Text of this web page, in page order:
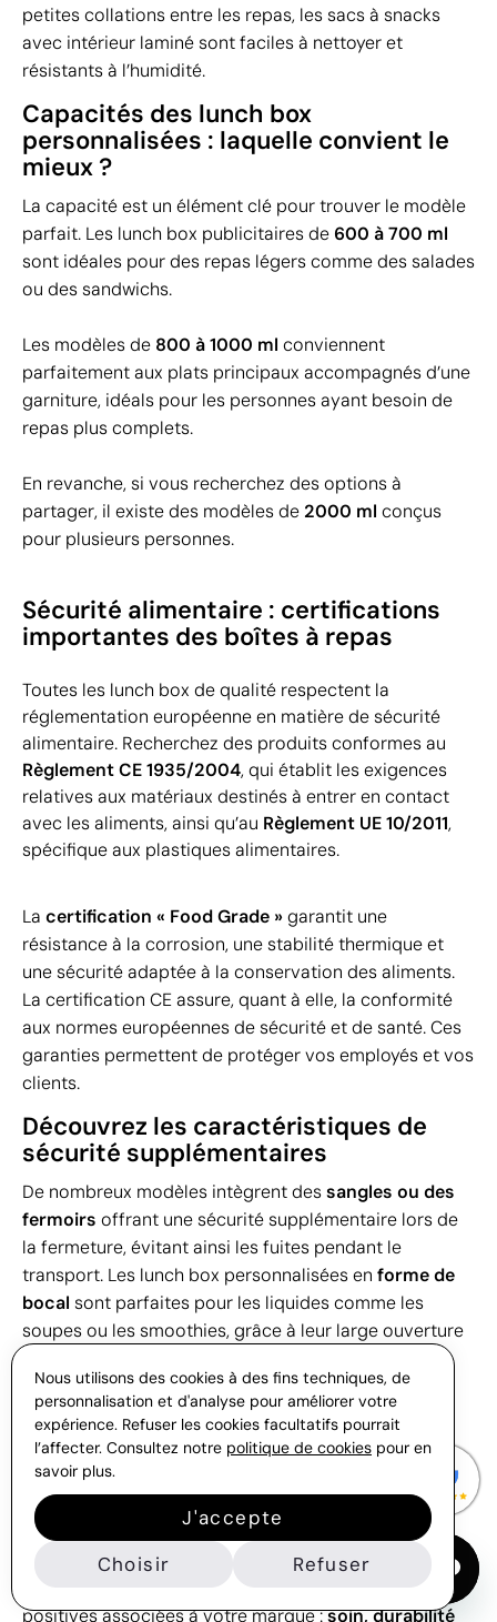
petites collations entre les repas, les sacs à snacks
avec intérieur laminé sont faciles à nettoyer et
résistants à l’humidité.
Capacités des lunch box
personnalisées : laquelle convient le
mieux ?
La capacité est un élément clé pour trouver le modèle
parfait. Les lunch box publicitaires de 600 à 700 ml
sont idéales pour des repas légers comme des salades
ou des sandwichs.
Les modèles de 800 à 1000 ml conviennent
parfaitement aux plats principaux accompagnés d’une
garniture, idéals pour les personnes ayant besoin de
repas plus complets.
En revanche, si vous recherchez des options à
partager, il existe des modèles de 2000 ml conçus
pour plusieurs personnes.
Sécurité alimentaire : certifications
importantes des boîtes à repas
Toutes les lunch box de qualité respectent la
réglementation européenne en matière de sécurité
alimentaire. Recherchez des produits conformes au
Règlement CE 1935/2004, qui établit les exigences
relatives aux matériaux destinés à entrer en contact
avec les aliments, ainsi qu’au Règlement UE 10/2011,
spécifique aux plastiques alimentaires.
La certification « Food Grade »garantit une
résistance à la corrosion, une stabilité thermique et
une sécurité adaptée à la conservation des aliments.
La certification CE assure, quant à elle, la conformité
aux normes européennes de sécurité et de santé. Ces
garanties permettent de protéger vos employés et vos
clients.
Découvrez les caractéristiques de
sécurité supplémentaires
De nombreux modèles intègrent dessangles ou des
fermoirs offrant une sécurité supplémentaire lors de
la fermeture, évitant ainsi les fuites pendant le
transport. Les lunch box personnalisées en forme de
bocal sont parfaites pour les liquides comme les
soupes ou les smoothies, grâce à leur large ouverture
Plus qu’un cadeau : une combinaison
de bien-être et de marque
Ces contenants montrent que votre entreprise se
soucie de la santé et du bien-être de son public.
Chaque fois que vos employés ou clients les utilisent,
positives associées à votre marque :soin, durabilité
Nous utilisons des cookies à des fins techniques, de
personnalisation et d'analyse pour améliorer votre
expérience. Refuser les cookies facultatifs pourrait
l’affecter. Consultez notre politique de cookies pour en
savoir plus.
J'accepte
Choisir
Refuser